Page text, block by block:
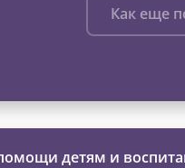
Как еще
детям и